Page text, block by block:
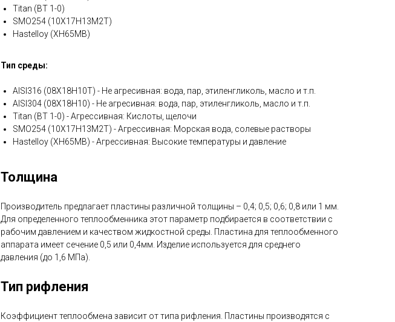
Titan (ВТ 1-0)
SMO254 (10Х17Н13М2Т)
Hastelloy (ХН65МВ)
Тип среды:
AISI316 (08Х18Н10Т) - Не агресивная: вода, пар, этиленгликоль, масло и т.п.
AISI304 (08Х18Н10) - Не агресивная: вода, пар, этиленгликоль, масло и т.п.
Titan (ВТ 1-0) - Агрессивная: Кислоты, щелочи
SMO254 (10Х17Н13М2Т) - Агрессивная: Морская вода, солевые растворы
Hastelloy (ХН65МВ) - Агрессивная: Высокие температуры и давление
Толщина
Производитель предлагает пластины различной толщины – 0,4; 0,5; 0,6; 0,8 или 1 мм.
Для определенного теплообменника этот параметр подбирается в соответствии с
рабочим давлением и качеством жидкостной среды. Пластина для теплообменного
аппарата имеет сечение 0,5 или 0,4мм. Изделие используется для среднего
давления (до 1,6 МПа).
Тип рифления
Коэффициент теплообмена зависит от типа рифления. Пластины производятся с